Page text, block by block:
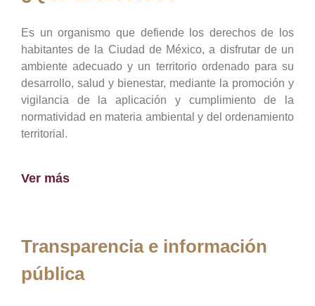
Es un organismo que defiende los derechos de los
habitantes de la Ciudad de México, a disfrutar de un
ambiente adecuado y un territorio ordenado para su
desarrollo, salud y bienestar, mediante la promoción y
vigilancia de la aplicación y cumplimiento de la
normatividad en materia ambiental y del ordenamiento
territorial.
Ver más
Transparencia e información
pública